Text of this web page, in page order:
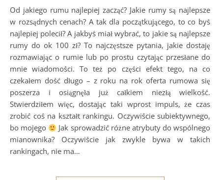
Od jakiego rumu najlepiej zacząć? Jakie rumy są najlepsze
w rozsądnych cenach? A tak dla początkującego, to co byś
najlepiej polecił? A jakbyś miał wybrać, to jakie są najlepsze
rumy do ok 100 zł? To najczęstsze pytania, jakie dostaję
rozmawiając o rumie lub po prostu czytając przesłane do
mnie wiadomości. To też po części efekt tego, na co
czekałem dość długo – z roku na rok oferta rumowa się
poszerza i osiągnęła już całkiem niezłą wielkość.
Stwierdziłem więc, dostając taki wprost impuls, że czas
zrobić coś na kształt rankingu. Oczywiście subiektywnego,
bo mojego
Jak sprowadzić różne atrybuty do wspólnego
mianownika? Oczywiście jak zwykle bywa w takich
rankingach, nie ma…